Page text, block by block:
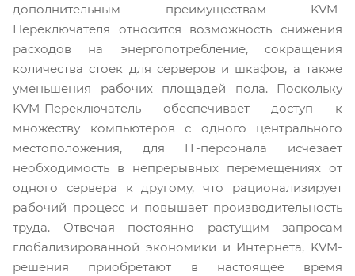
дополнительным преимуществам KVM-
Переключателя относится возможность снижения
расходов на энергопотребление, сокращения
количества стоек для серверов и шкафов, а также
уменьшения рабочих площадей пола. Поскольку
KVM-Переключатель обеспечивает доступ к
множеству компьютеров с одного центрального
местоположения, для IT-персонала исчезает
необходимость в непрерывных перемещениях от
одного сервера к другому, что рационализирует
рабочий процесс и повышает производительность
труда. Отвечая постоянно растущим запросам
глобализированной экономики и Интернета, KVM-
решения приобретают в настоящее время